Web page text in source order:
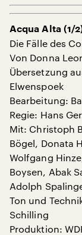
Acqua Alta (1/
Die Fälle des
Von Donna
Übersetzung
Elwenspoek
Bearbeitung:
Regie: Hans
Mit: Christoph
Bögel, Donata
Wolfgang
Boysen, Abak
Adolph
Ton und
Schilling
Produktion: